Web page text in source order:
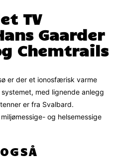
TV
Gaarder
Chemtrails
er der et ionosfærisk varme
med lignende anlegg
er fra Svalbard.
og helsemessige